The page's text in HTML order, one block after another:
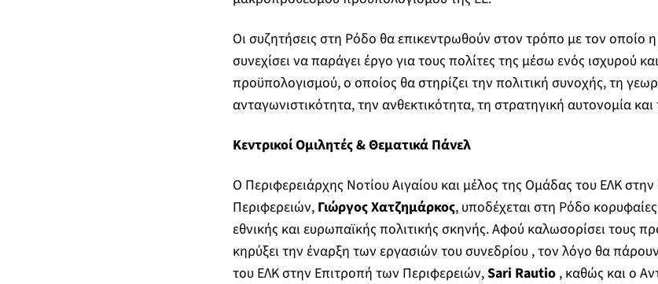
Οι συζητήσεις στη Ρόδο θα επικεντρωθούν στον τρόπο με τον οποίο
συνεχίσει να παράγει έργο για τους πολίτες της μέσω ενός ισχυρού
προϋπολογισμού, ο οποίος θα στηρίζει την πολιτική συνοχής, τη
ανταγωνιστικότητα, την ανθεκτικότητα, τη στρατηγική αυτονομία
Κεντρικοί Ομιλητές & Θεματικά Πάνελ
Ο Περιφερειάρχης Νοτίου Αιγαίου και μέλος της Ομάδας του ΕΛΚ
Περιφερειών, Γιώργος Χατζημάρκος, υποδέχεται στη Ρόδο
εθνικής και ευρωπαϊκής πολιτικής σκηνής. Αφού καλωσορίσει τους
κηρύξει την έναρξη των εργασιών του συνεδρίου , τον λόγο θα
του ΕΛΚ στην Επιτροπή των Περιφερειών,Sari Rautio, καθώς και ο